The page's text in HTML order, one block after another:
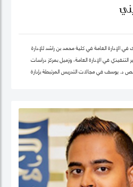
الإدارة العامة في كلية محمد بن راشد للإدارة
في الإدارة العامة، وزميل بمركز دراسات
د. يوسف في مجالات التدريس المرتبطة بإدارة
راشد للإدارة الحكومية، عمل الدكتور يوسف كأستاذ
الموارد البشرية في كلية إدارة الأعمال في الكلية
عمل كمستشار للحكومة الاتحادية في كندا في عدد
و بناء القدرات التنظيمية حيث قام بتصميم
الاتحادية بما في ذلك مجالات التفكير
تحت بند تنفيذ البرامج الحكومية والسياسات